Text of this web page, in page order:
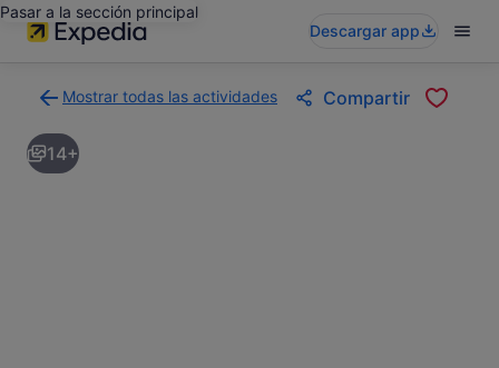
Pasar a la sección principal
Descargar app
Mostrar todas las actividades
a
la
página
Compartir
14+